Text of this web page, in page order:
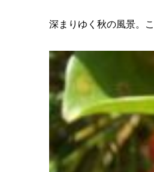
深まりゆく秋の風景。